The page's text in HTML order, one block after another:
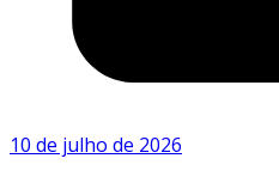
10 de julho de 2026